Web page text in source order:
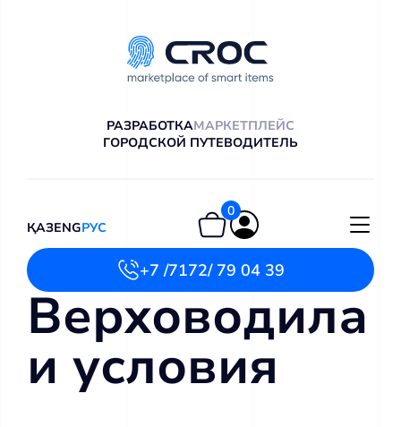
РАЗРАБОТКАМАРКЕТПЛЕЙС
ГОРОДСКОЙ ПУТЕВОДИТЕЛЬ
ҚАЗENGРУС
0
+7 /7172/ 79 04 39
Верховодила
и условия